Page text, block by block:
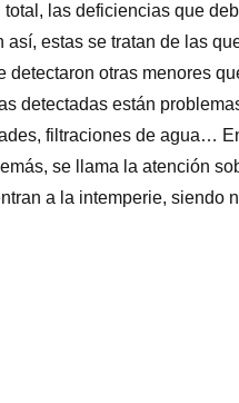
las deficiencias que
así, estas se tratan de las
detectaron otras menores
detectadas están
filtraciones de agua…
se llama la atención
a la intemperie, siendo